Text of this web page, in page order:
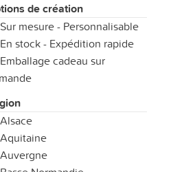
de création
Sur mesure - Personnalisable
En stock - Expédition rapide
Emballage cadeau sur
Alsace
Aquitaine
Auvergne